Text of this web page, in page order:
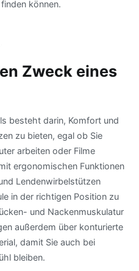
können.
Zweck eines
besteht darin, Komfort und
zu bieten, egal ob Sie
arbeiten oder Filme
ergonomischen Funktionen
Lendenwirbelstützen
in der richtigen Position zu
und Nackenmuskulatur
außerdem über konturierte
damit Sie auch bei
bleiben.